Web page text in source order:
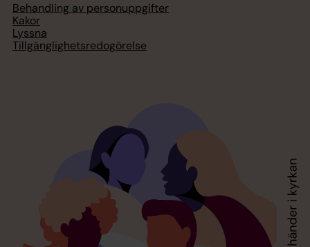
Behandling av personuppgifter
Kakor
Lyssna
Tillgänglighetsredogörelse